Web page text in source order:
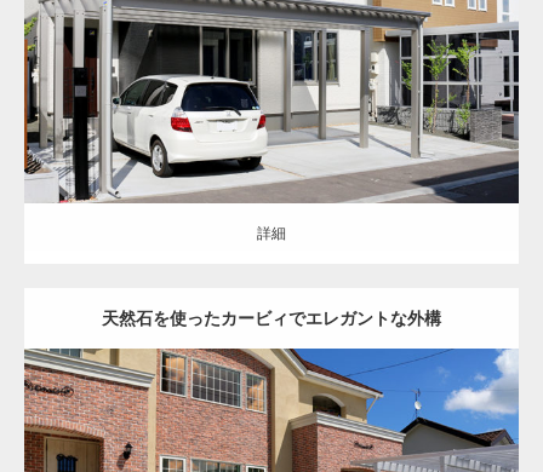
ポート 塀 土間コンクリート 西区
詳細
詳細
天然石を使ったカービィでエレガントな外構
オープン 洋風 ナチュラル アプローチ 門まわり 駐車スペース カーポ